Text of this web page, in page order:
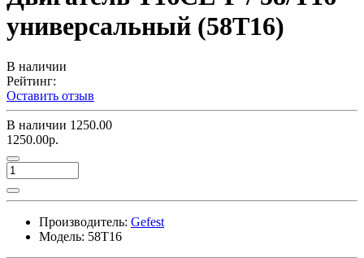
универсальный (58Т16)
В наличии
Рейтинг:
Оставить отзыв
В наличии 1250.00
1250.00р.
Производитель: Gefest
Модель: 58Т16